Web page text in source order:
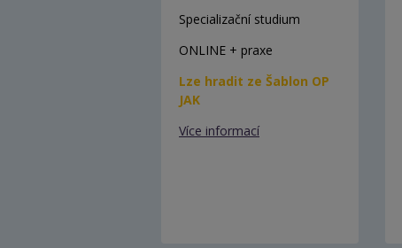
Specializační studium
ONLINE + praxe
Lze hradit ze Šablon OP
JAK
Více informací